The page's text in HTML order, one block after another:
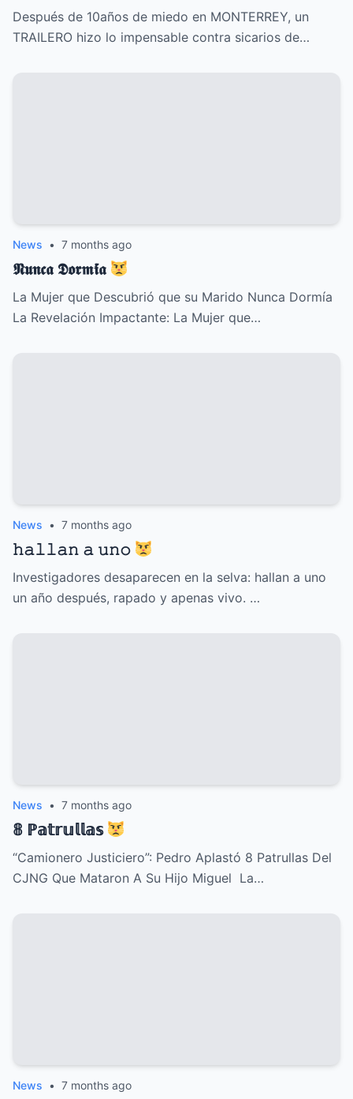
Después de 10años de miedo en MONTERREY, un
TRAILERO hizo lo impensable contra sicarios de…
News • 7 months ago
𝕹𝖚𝖓𝖈𝖆 𝕯𝖔𝖗𝖒𝖎́𝖆
La Mujer que Descubrió que su Marido Nunca Dormía
La Revelación Impactante: La Mujer que…
News • 7 months ago
𝚑𝚊𝚕𝚕𝚊𝚗 𝚊 𝚞𝚗𝚘
Investigadores desaparecen en la selva: hallan a uno
un año después, rapado y apenas vivo. …
News • 7 months ago
𝟠 ℙ𝕒𝕥𝕣𝕦𝕝𝕝𝕒𝕤
“Camionero Justiciero”: Pedro Aplastó 8 Patrullas Del
CJNG Que Mataron A Su Hijo Miguel La…
News • 7 months ago